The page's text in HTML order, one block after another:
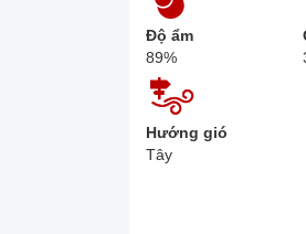
Độ ẩm
89%
Hướng gió
Tây